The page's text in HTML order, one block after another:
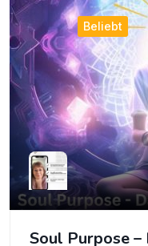
Soul Purpose
Beliebt